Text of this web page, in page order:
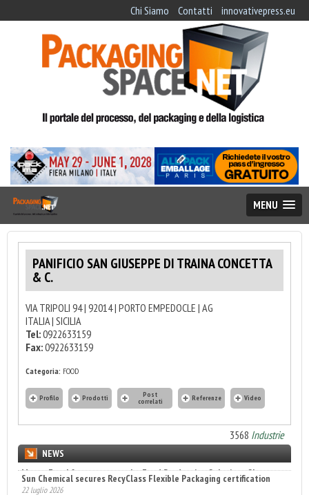
Chi Siamo Contatti innovativepress.eu
MENU
PANIFICIO SAN GIUSEPPE DI TRAINA CONCETTA
& C.
VIA TRIPOLI 94 | 92014 | PORTO EMPEDOCLE | AG
ITALIA | SICILIA
Tel:0922633159
Fax:0922633159
Categoria: FOOD
Profilo Prodotti Post
correlati Referenze Video
3568 Industrie
NEWS
Sun Chemical secures RecyClass Flexible Packaging certification
22 luglio 2026